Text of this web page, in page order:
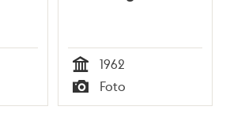
Tid
1962
Typ
Foto